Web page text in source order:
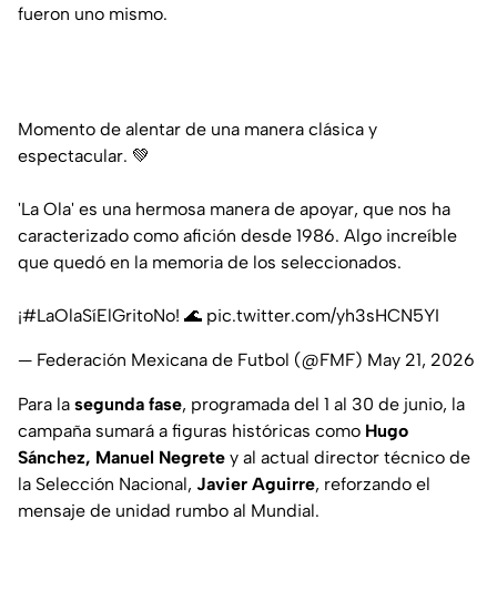
fueron uno mismo.
Momento de alentar de una manera clásica y
espectacular. 💚
'La Ola' es una hermosa manera de apoyar, que nos ha
caracterizado como afición desde 1986. Algo increíble
que quedó en la memoria de los seleccionados.
¡#LaOlaSíElGritoNo! 🌊 pic.twitter.com/yh3sHCN5YI
— Federación Mexicana de Futbol (@FMF) May 21, 2026
Para la segunda fase, programada del 1 al 30 de junio, la
campaña sumará a figuras históricas como Hugo
Sánchez, Manuel Negrete y al actual director técnico de
la Selección Nacional, Javier Aguirre, reforzando el
mensaje de unidad rumbo al Mundial.